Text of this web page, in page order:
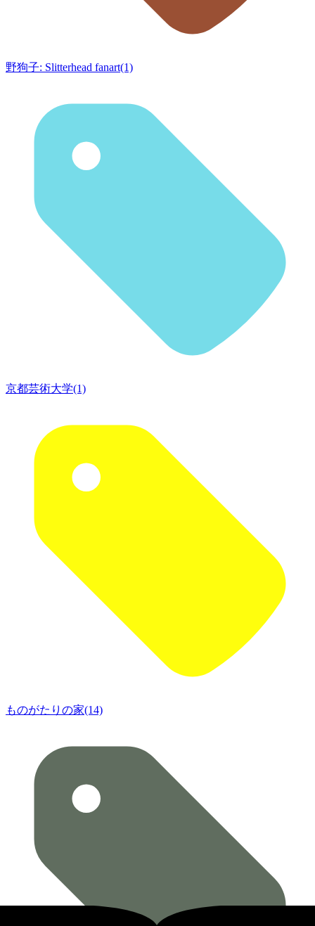
野狗子: Slitterhead fanart(1)
京都芸術大学(1)
ものがたりの家(14)